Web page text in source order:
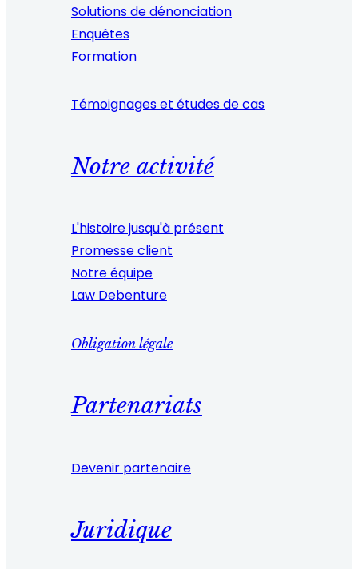
Solutions de dénonciation
Enquêtes
Formation
Témoignages et études de cas
Notre activité
L'histoire jusqu'à présent
Promesse client
Notre équipe
Law Debenture
Obligation légale
Partenariats
Devenir partenaire
Juridique